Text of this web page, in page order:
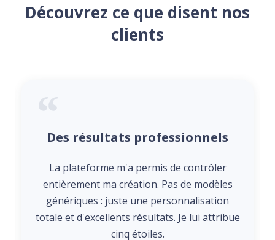
Découvrez ce que disent nos
clients
Des résultats professionnels
La plateforme m'a permis de contrôler
entièrement ma création. Pas de modèles
génériques : juste une personnalisation
totale et d'excellents résultats. Je lui attribue
cinq étoiles.